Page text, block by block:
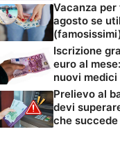
Vacanza
agosto se
Iscrizione
euro al
nuovi medici
Prelievo al
devi
che succede